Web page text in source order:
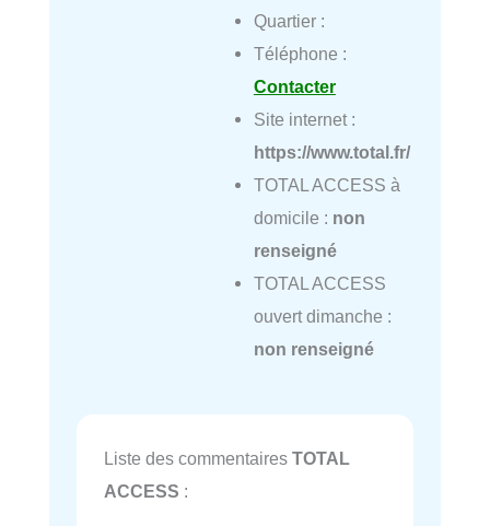
Quartier :
Téléphone :
Contacter
Site internet :
https://www.total.fr/
TOTAL ACCESS à
domicile : non
renseigné
TOTAL ACCESS
ouvert dimanche :
non renseigné
Liste des commentaires TOTAL
ACCESS :